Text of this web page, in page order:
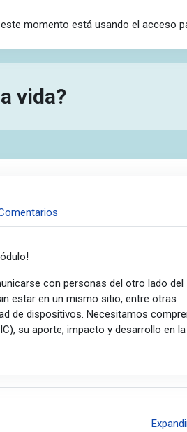
este momento está usando el acceso
vida?
con personas del otro lado del
estar en un mismo sitio, entre otras
de dispositivos. Necesitamos
su aporte, impacto y desarrollo en la